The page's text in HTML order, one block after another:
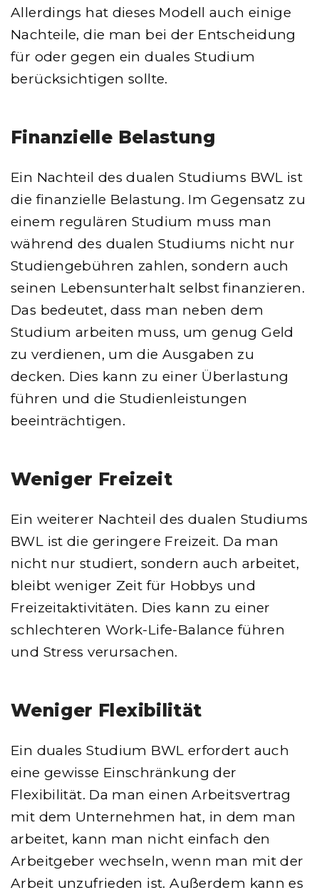
Allerdings hat dieses Modell auch einige
Nachteile, die man bei der Entscheidung
für oder gegen ein duales Studium
berücksichtigen sollte.
Finanzielle Belastung
Ein Nachteil des dualen Studiums BWL ist
die finanzielle Belastung. Im Gegensatz zu
einem regulären Studium muss man
während des dualen Studiums nicht nur
Studiengebühren zahlen, sondern auch
seinen Lebensunterhalt selbst finanzieren.
Das bedeutet, dass man neben dem
Studium arbeiten muss, um genug Geld
zu verdienen, um die Ausgaben zu
decken. Dies kann zu einer Überlastung
führen und die Studienleistungen
beeinträchtigen.
Weniger Freizeit
Ein weiterer Nachteil des dualen Studiums
BWL ist die geringere Freizeit. Da man
nicht nur studiert, sondern auch arbeitet,
bleibt weniger Zeit für Hobbys und
Freizeitaktivitäten. Dies kann zu einer
schlechteren Work-Life-Balance führen
und Stress verursachen.
Weniger Flexibilität
Ein duales Studium BWL erfordert auch
eine gewisse Einschränkung der
Flexibilität. Da man einen Arbeitsvertrag
mit dem Unternehmen hat, in dem man
arbeitet, kann man nicht einfach den
Arbeitgeber wechseln, wenn man mit der
Arbeit unzufrieden ist. Außerdem kann es